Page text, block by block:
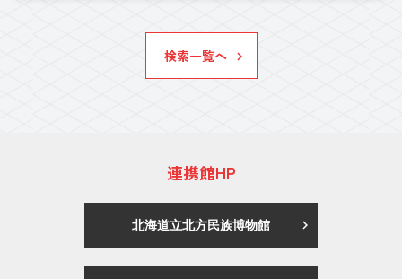
検索一覧へ
連携館HP
北海道立北方民族博物館